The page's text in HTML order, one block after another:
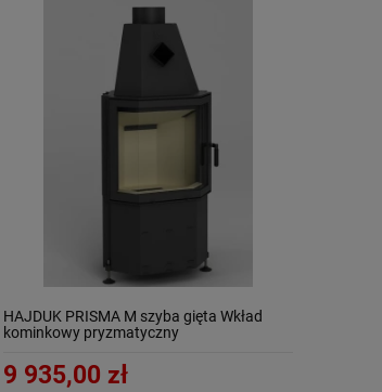
HAJDUK PRISMA M szyba gięta Wkład
kominkowy pryzmatyczny
9 935,00 zł